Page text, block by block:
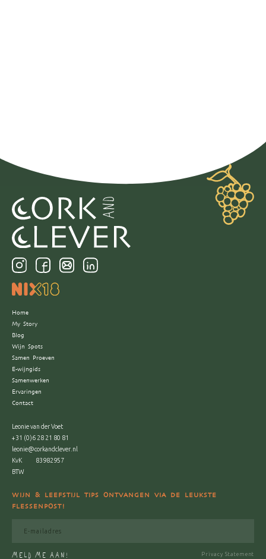
Home
My Story
Blog
Wijn Spots
Samen Proeven
E-wijngids
Samenwerken
Ervaringen
Contact
Leonie van der Voet
+31 (0)6 28 21 80 81
leonie@corkandclever.nl
KvK
83982957
BTW
WIJN & LEEFSTIJL TIPS ONTVANGEN VIA DE LEUKSTE
FLESSENPOST!
MELD ME AAN! Privacy Statement